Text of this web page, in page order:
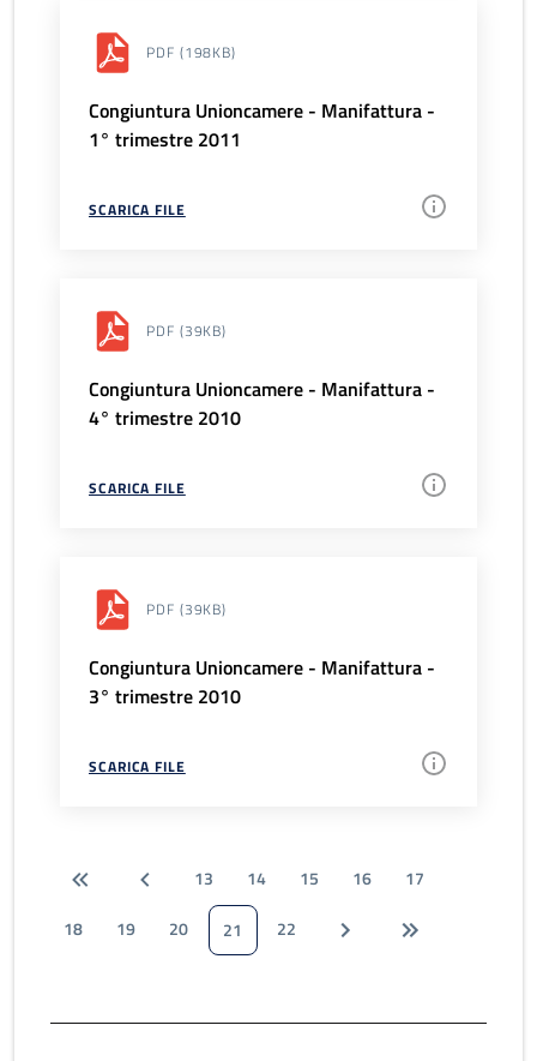
PDF (198KB)
Congiuntura Unioncamere - Manifattura -
1° trimestre 2011
SCARICA FILE
PDF (39KB)
Congiuntura Unioncamere - Manifattura -
4° trimestre 2010
SCARICA FILE
PDF (39KB)
Congiuntura Unioncamere - Manifattura -
3° trimestre 2010
SCARICA FILE
13 14 15 16
17
18
19 20 21 22